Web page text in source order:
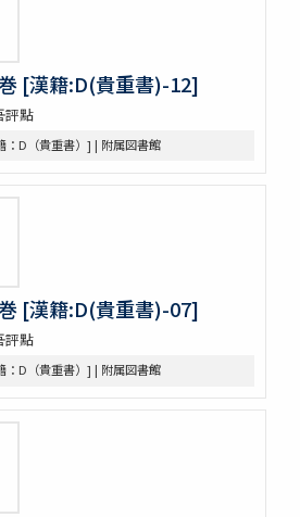
籍：D（貴重書）]
巻一百十五回
回首一巻図一巻坿宣和遺事一巻
十回存四回
回
1卷,宣和遺事 1卷
伝 七十五卷
伝
首一巻
文三巻
Syntax
[漢籍:D(貴重書)-12]
評點
D（貴重書）] | 附属図書館
[漢籍:D(貴重書)-07]
評點
D（貴重書）] | 附属図書館